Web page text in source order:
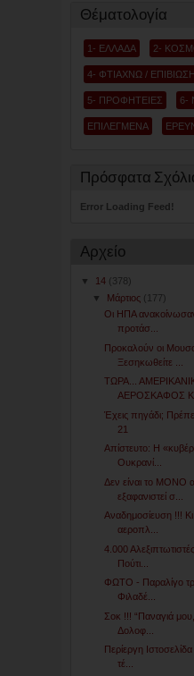
Θέματολογία
1- ΕΛΛΑΔΑ 2-
4- ΦΤΙΑΧΝΩ /
5- ΠΡΟΦΗΤΕΙΕΣ 6-
ΕΠΙΛΕΓΜΕΝΑ
Πρόσφατα
Error Loading Feed!
Αρχείο
▼ 14 (378)
▼
Μάρτιος (177)
Οι ΗΠΑ
προτάσ...
Προκαλούν οι
Ξεσηκωθείτε ...
ΤΩΡΑ...
ΑΕΡΟΣΚΑΦΟΣ
Έχεις πηγάδι;
21
Απίστευτο: Η
Ουκρανί...
Δεν είναι το ΜΟΝΟ
εξαφανιστεί σ...
Αναδημοσίευση !!!
αεροπλ...
4.000
Πούτι...
ΦΩΤΟ - Παραλίγο
Φιλαδέ...
Σοκ !!! “Παναγιά
Δολοφ...
Περίεργη
τέ...